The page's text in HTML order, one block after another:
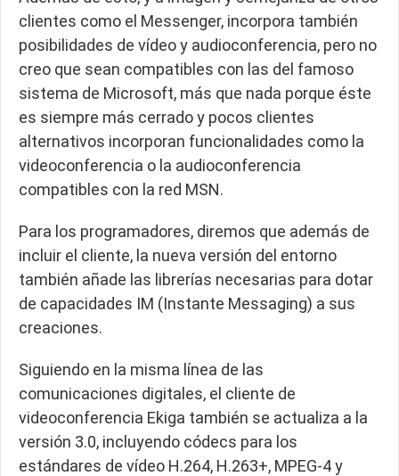
clientes como el Messenger, incorpora también
posibilidades de vídeo y audioconferencia, pero no
creo que sean compatibles con las del famoso
sistema de Microsoft, más que nada porque éste
es siempre más cerrado y pocos clientes
alternativos incorporan funcionalidades como la
videoconferencia o la audioconferencia
compatibles con la red MSN.
Para los programadores, diremos que además de
incluir el cliente, la nueva versión del entorno
también añade las librerías necesarias para dotar
de capacidades IM (Instante Messaging) a sus
creaciones.
Siguiendo en la misma línea de las
comunicaciones digitales, el cliente de
videoconferencia Ekiga también se actualiza a la
versión 3.0, incluyendo códecs para los
estándares de vídeo H.264, H.263+, MPEG-4 y